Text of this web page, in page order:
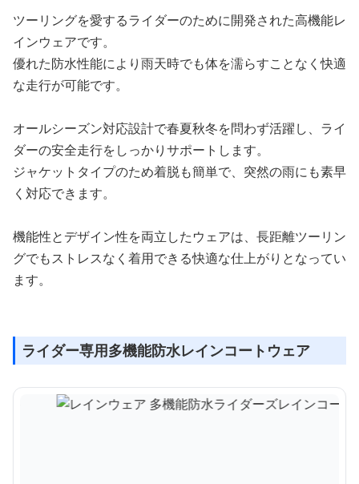
ツーリングを愛するライダーのために開発された高機能レ
インウェアです。
優れた防水性能により雨天時でも体を濡らすことなく快適
な走行が可能です。
オールシーズン対応設計で春夏秋冬を問わず活躍し、ライ
ダーの安全走行をしっかりサポートします。
ジャケットタイプのため着脱も簡単で、突然の雨にも素早
く対応できます。
機能性とデザイン性を両立したウェアは、長距離ツーリン
グでもストレスなく着用できる快適な仕上がりとなってい
ます。
ライダー専用多機能防水レインコートウェア